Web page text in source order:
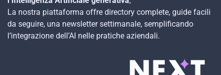
La nostra piattaforma offre directory complete, guide facili
da seguire, una newsletter settimanale, semplificando
l’integrazione dell’AI nelle pratiche aziendali.